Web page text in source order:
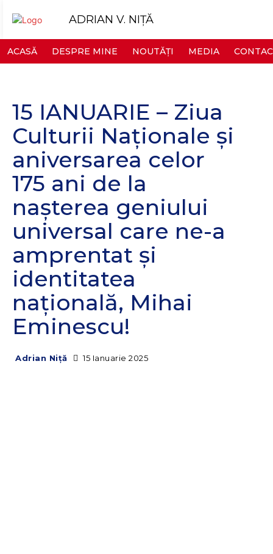
ADRIAN V. NIȚĂ
ACASĂ DESPRE MINE NOUTĂȚI MEDIA
15 IANUARIE – Ziua
Culturii Naţionale şi
aniversarea celor
175 ani de la
naşterea geniului
universal care ne-a
amprentat și
identitatea
naţională, Mihai
Eminescu!
Adrian Niță 15 Ianuarie 2025